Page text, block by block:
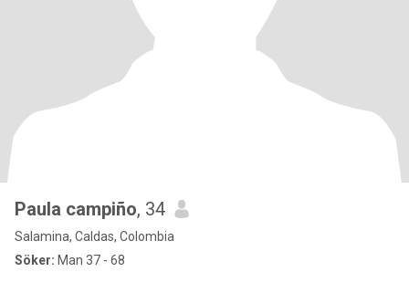
Paula campiño, 34
Salamina, Caldas, Colombia
Söker: Man 37 - 68